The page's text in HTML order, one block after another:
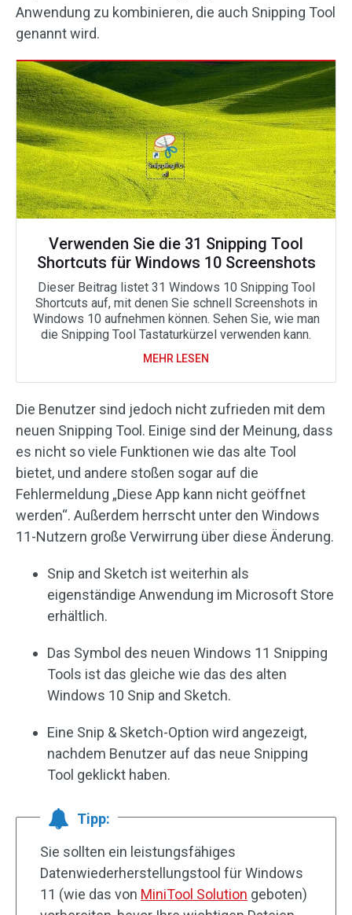
Anwendung zu kombinieren, die auch Snipping Tool
genannt wird.
Verwenden Sie die 31 Snipping Tool
Shortcuts für Windows 10 Screenshots
Dieser Beitrag listet 31 Windows 10 Snipping Tool
Shortcuts auf, mit denen Sie schnell Screenshots in
Windows 10 aufnehmen können. Sehen Sie, wie man
die Snipping Tool Tastaturkürzel verwenden kann.
MEHR LESEN
Die Benutzer sind jedoch nicht zufrieden mit dem
neuen Snipping Tool. Einige sind der Meinung, dass
es nicht so viele Funktionen wie das alte Tool
bietet, und andere stoßen sogar auf die
Fehlermeldung „Diese App kann nicht geöffnet
werden“. Außerdem herrscht unter den Windows
11-Nutzern große Verwirrung über diese Änderung.
Snip and Sketch ist weiterhin als
eigenständige Anwendung im Microsoft Store
erhältlich.
Das Symbol des neuen Windows 11 Snipping
Tools ist das gleiche wie das des alten
Windows 10 Snip and Sketch.
Eine Snip & Sketch-Option wird angezeigt,
nachdem Benutzer auf das neue Snipping
Tool geklickt haben.
Tipp:
Sie sollten ein leistungsfähiges
Datenwiederherstellungstool für Windows
11 (wie das von MiniTool Solution geboten)